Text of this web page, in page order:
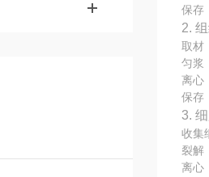
保存
2.
取材
匀浆
离心
保存
3.
收集
裂解
离心